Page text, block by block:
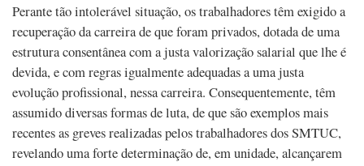
Perante tão intolerável situação, os trabalhadores têm exigido a
recuperação da carreira de que foram privados, dotada de uma
estrutura consentânea com a justa valorização salarial que lhe é
devida, e com regras igualmente adequadas a uma justa
evolução profissional, nessa carreira. Consequentemente, têm
assumido diversas formas de luta, de que são exemplos mais
recentes as greves realizadas pelos trabalhadores dos SMTUC,
revelando uma forte determinação de, em unidade, alcançarem